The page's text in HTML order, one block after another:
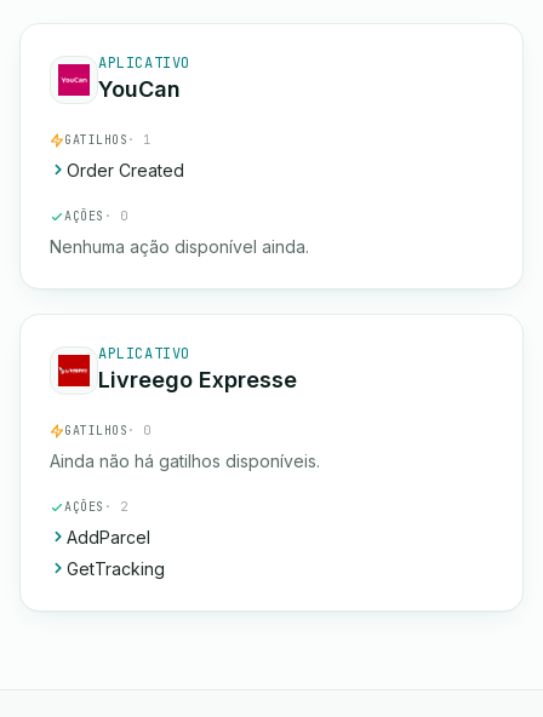
APLICATIVO
YouCan
GATILHOS · 1
Order Created
AÇÕES · 0
Nenhuma ação disponível ainda.
APLICATIVO
Livreego Expresse
GATILHOS · 0
Ainda não há gatilhos disponíveis.
AÇÕES · 2
AddParcel
GetTracking